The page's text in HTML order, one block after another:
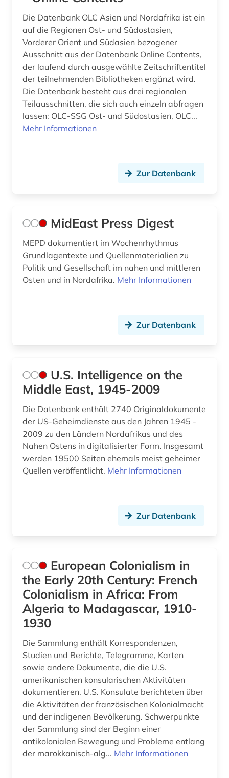
Die Datenbank OLC Asien und Nordafrika ist ein
auf die Regionen Ost- und Südostasien,
Vorderer Orient und Südasien bezogener
Ausschnitt aus der Datenbank Online Contents,
der laufend durch ausgewählte Zeitschriftentitel
der teilnehmenden Bibliotheken ergänzt wird.
Die Datenbank besteht aus drei regionalen
Teilausschnitten, die sich auch einzeln abfragen
lassen: OLC-SSG Ost- und Südostasien, OLC...
Mehr Informationen
Zur Datenbank
MidEast Press Digest
MEPD dokumentiert im Wochenrhythmus
Grundlagentexte und Quellenmaterialien zu
Politik und Gesellschaft im nahen und mittleren
Osten und in Nordafrika. Mehr Informationen
Zur Datenbank
U.S. Intelligence on the
Middle East, 1945-2009
Die Datenbank enthält 2740 Originaldokumente
der US-Geheimdienste aus den Jahren 1945 -
2009 zu den Ländern Nordafrikas und des
Nahen Ostens in digitalisierter Form. Insgesamt
werden 19500 Seiten ehemals meist geheimer
Quellen veröffentlicht. Mehr Informationen
Zur Datenbank
European Colonialism in
the Early 20th Century: French
Colonialism in Africa: From
Algeria to Madagascar, 1910-
1930
Die Sammlung enthält Korrespondenzen,
Studien und Berichte, Telegramme, Karten
sowie andere Dokumente, die die U.S.
amerikanischen konsularischen Aktivitäten
dokumentieren. U.S. Konsulate berichteten über
die Aktivitäten der französischen Kolonialmacht
und der indigenen Bevölkerung. Schwerpunkte
der Sammlung sind der Beginn einer
antikolonialen Bewegung und Probleme entlang
der marokkanisch-alg... Mehr Informationen